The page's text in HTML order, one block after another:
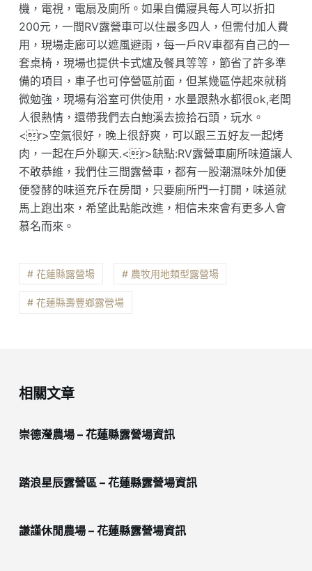
機，電視，電扇及廁所。如果自備寢具每人可以折扣
200元，一間RV露營車可以住最多四人，但需付加人費
用，現場走廊可以遮風避雨，每一戶RV車都有自己的一
套桌椅，現場也提供卡式爐及餐具等等，節省了許多準
備的項目，車子也可停營區前面，但某幾區停起來就稍
微勉強，現場有浴室可供使用，水量跟熱水都很ok,老闆
人很熱情，還帶我們去白鮑溪去撿拾石頭，玩水。
<r>空氣很好，晚上很舒爽，可以跟三五好友一起烤
肉，一起在戶外聊天.<r>缺點:RV露營車廁所味道讓人
不敢恭維，我們住三間露營車，都有一股潮濕味外加便
便發酵的味道充斥在房間，只要廁所門一打開，味道就
馬上跑出來，希望此點能改進，相信未來會有更多人會
慕名而來。
# 花蓮縣露營場 # 農牧用地類型露營場
# 花蓮縣壽豐鄉露營場
相關文章
崇德瀅農場 – 花蓮縣露營場資訊
踏浪星辰露營區 – 花蓮縣露營場資訊
謙謹休閒農場 – 花蓮縣露營場資訊